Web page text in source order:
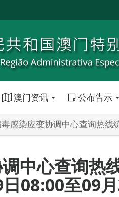
澳门资讯 公布告示
感染应变协调中心查询热
中心查询热
08:00至09